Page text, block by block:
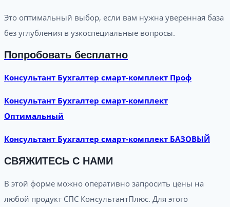
Это оптимальный выбор, если вам нужна уверенная база
без углубления в узкоспециальные вопросы.
Попробовать бесплатно
Консультант Бухгалтер смарт-комплект Проф
Консультант Бухгалтер смарт-комплект
Оптимальный
Консультант Бухгалтер смарт-комплект БАЗОВЫЙ
СВЯЖИТЕСЬ С НАМИ
В этой форме можно оперативно запросить цены на
любой продукт СПС КонсультантПлюс. Для этого